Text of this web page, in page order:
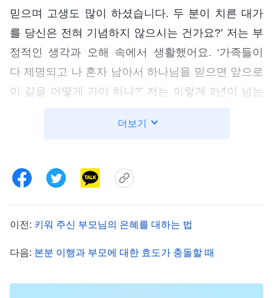
믿으며 고생도 많이 하셨습니다. 두 분이 치른 대가
를 당신은 전혀 기념하지 않으시는 건가요?’ 저는 부
정적인 생각과 오해 속에서 생활했어요. ‘가족들이
다 제명되고 나 혼자 남아서 하나님을 믿으면 앞으로
이 길을 어떻게 가야 하나?’ 저는 이렇게 2년이 넘는
분에 전혀 성과를 내지 못해 교체되고 말았죠. 당시
요. 저는 계속해서 하나님께 울면서 기도드렸습니다.
‘하나님, 저는 부모님이 제명된 일로 계속 당신을 원
망하고 오해했습니다. 이런 내적 상태가 아주 위험하
다는 것은 알고 있지만, 벗어날 힘이 제겐 없습니다.
하나님, 부디 저를 이끌어 주시고 구원해 주십시오.’
더보기
이전: 키워 주신 부모님의 은혜를 대하는 법
다음: 본분 이행과 부모에 대한 효도가 충돌할 때